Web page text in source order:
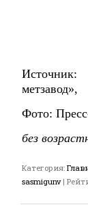
метзавод»,
Фото:
без
Категория:
sasmigunv |